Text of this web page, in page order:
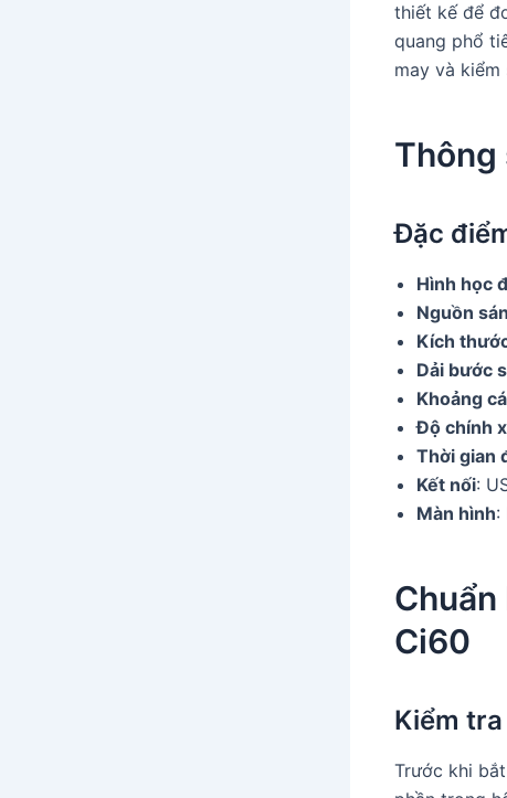
thiết kế để
quang phổ
may và
Thông
Đặc
Hình học
Nguồn
Kích
Dải bước
Khoảng
Độ chính
Thời gian
Kết nối:
Màn hình:
Ci60
Kiểm
Trước khi